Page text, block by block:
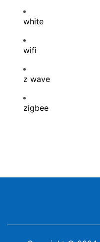
white
wifi
z wave
zigbee